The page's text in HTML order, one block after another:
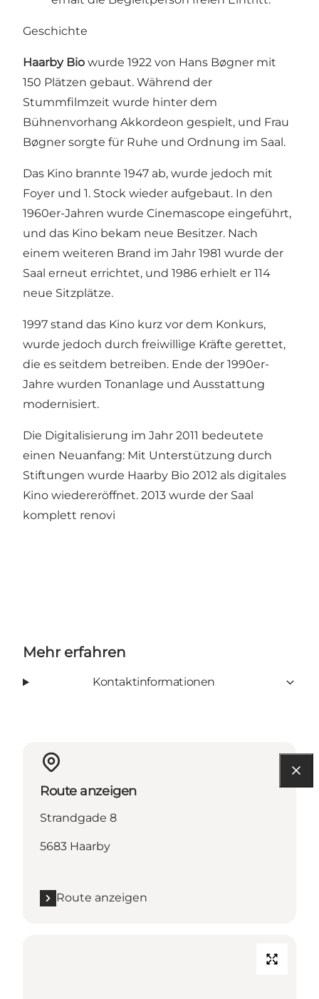
Geschichte
Haarby Bio wurde 1922 von Hans Bøgner mit
150 Plätzen gebaut. Während der
Stummfilmzeit wurde hinter dem
Bühnenvorhang Akkordeon gespielt, und Frau
Bøgner sorgte für Ruhe und Ordnung im Saal.
Das Kino brannte 1947 ab, wurde jedoch mit
Foyer und 1. Stock wieder aufgebaut. In den
1960er-Jahren wurde Cinemascope eingeführt,
und das Kino bekam neue Besitzer. Nach
einem weiteren Brand im Jahr 1981 wurde der
Saal erneut errichtet, und 1986 erhielt er 114
neue Sitzplätze.
1997 stand das Kino kurz vor dem Konkurs,
wurde jedoch durch freiwillige Kräfte gerettet,
die es seitdem betreiben. Ende der 1990er-
Jahre wurden Tonanlage und Ausstattung
modernisiert.
Die Digitalisierung im Jahr 2011 bedeutete
einen Neuanfang: Mit Unterstützung durch
Stiftungen wurde Haarby Bio 2012 als digitales
Kino wiedereröffnet. 2013 wurde der Saal
komplett renovi
Mehr erfahren
Kontaktinformationen
Route anzeigen
Strandgade 8
5683 Haarby
Route anzeigen